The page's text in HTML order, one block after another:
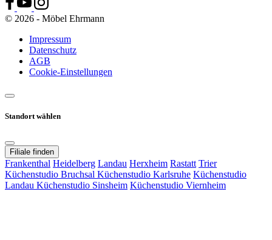
© 2026 - Möbel Ehrmann
Impressum
Datenschutz
AGB
Cookie-Einstellungen
Standort wählen
Filiale finden
Frankenthal Heidelberg Landau Herxheim Rastatt Trier
Küchenstudio Bruchsal Küchenstudio Karlsruhe Küchenstudio
Landau Küchenstudio Sinsheim Küchenstudio Viernheim